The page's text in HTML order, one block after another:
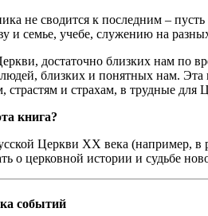
не сводится к последним –
и семье, учебе, служению на
достаточно близких нам по
близких и понятных нам. Эта
страстям и страхам, в трудные
книга?
Церкви XX века (например, в
о церковной истории и судьбе
событий